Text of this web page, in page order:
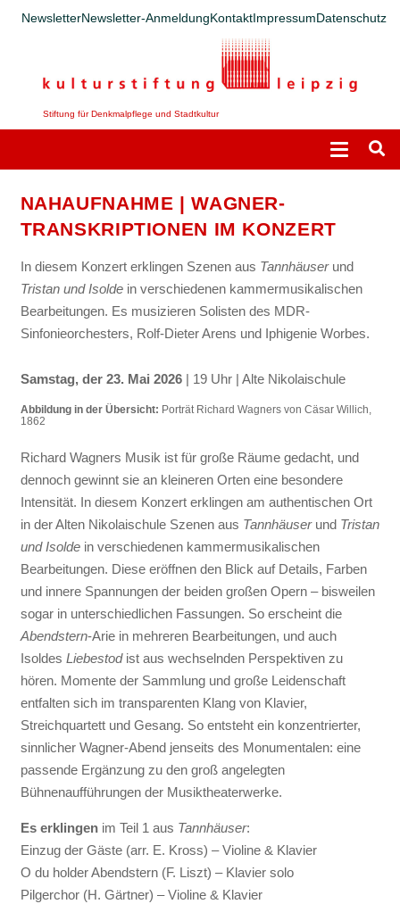
NewsletterNewsletter-AnmeldungKontaktImpressumDatenschutz
Stiftung für Denkmalpflege und Stadtkultur
NAHAUFNAHME | WAGNER-
TRANSKRIPTIONEN IM KONZERT
In diesem Konzert erklingen Szenen aus Tannhäuserund
Tristan und Isoldein verschiedenen kammermusikalischen
Bearbeitungen. Es musizieren Solisten des MDR-
Sinfonieorchesters, Rolf-Dieter Arens und Iphigenie Worbes.
Samstag, der 23. Mai 2026| 19 Uhr | Alte Nikolaischule
Abbildung in der Übersicht: Porträt Richard Wagners von Cäsar Willich,
1862
Richard Wagners Musik ist für große Räume gedacht, und
dennoch gewinnt sie an kleineren Orten eine besondere
Intensität. In diesem Konzert erklingen am authentischen Ort
in der Alten Nikolaischule Szenen aus Tannhäuserund Tristan
und Isoldein verschiedenen kammermusikalischen
Bearbeitungen. Diese eröffnen den Blick auf Details, Farben
und innere Spannungen der beiden großen Opern – bisweilen
sogar in unterschiedlichen Fassungen. So erscheint die
Abendstern-Arie in mehreren Bearbeitungen, und auch
Isoldes Liebestodist aus wechselnden Perspektiven zu
hören. Momente der Sammlung und große Leidenschaft
entfalten sich im transparenten Klang von Klavier,
Streichquartett und Gesang. So entsteht ein konzentrierter,
sinnlicher Wagner-Abend jenseits des Monumentalen: eine
passende Ergänzung zu den groß angelegten
Bühnenaufführungen der Musiktheaterwerke.
Es erklingenim Teil 1 aus Tannhäuser:
Einzug der Gäste (arr. E. Kross) – Violine & Klavier
O du holder Abendstern (F. Liszt) – Klavier solo
Pilgerchor (H. Gärtner) – Violine & Klavier